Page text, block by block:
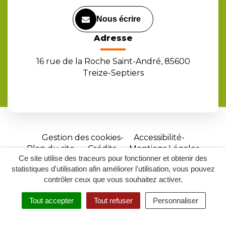
Ce site utilise des traceurs pour fonctionner et obtenir des
statistiques d'utilisation afin améliorer l'utilisation, vous pouvez
contrôler ceux que vous souhaitez activer.
Tout accepter Tout refuser Personnaliser
RECHERCHER
ACCESSIBILITÉ
Nous écrire
Adresse
16 rue de la Roche Saint-André, 85600
Treize-Septiers
Gestion des cookies
Accessibilité
Plan du site
Crédits
Mentions Légales
Site
réalisé
par
Inovagora